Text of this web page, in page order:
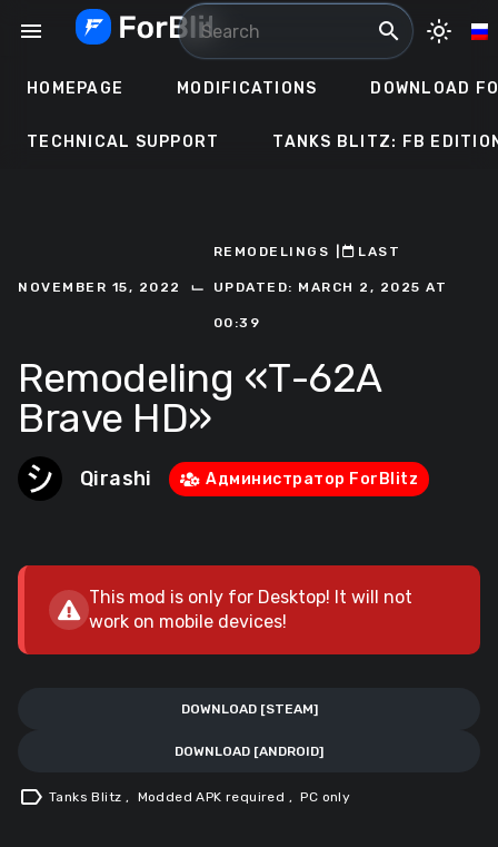
menu search light_mode
HOMEPAGE MODIFICATIONS DOWNLOAD
TECHNICAL SUPPORT TANKS BLITZ: FB
NOVEMBER 15, 2022 ⌙
REMODELINGS ㅤLAST
UPDATED: MARCH 2, 2025 AT
00:39
Remodeling «Т-62А
Brave HD»
Qirashi Администратор ForBlitz
This mod is only for Desktop! It will not
work on mobile devices!
DOWNLOAD [STEAM]
DOWNLOAD [ANDROID]
label Tanks Blitz , Modded APK required , PC only